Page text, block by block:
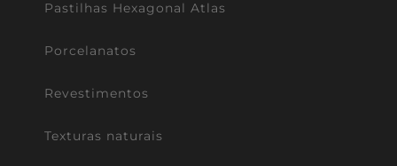
Pastilhas Hexagonal Atlas
Porcelanatos
Revestimentos
Texturas naturais